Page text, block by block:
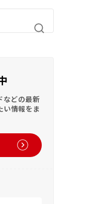
などの最新
い情報をま